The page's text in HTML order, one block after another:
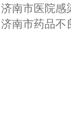
济南市医院感
济南市药品不